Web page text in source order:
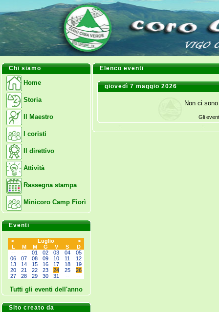
Chi siamo
Home
Storia
Il Maestro
I coristi
Il direttivo
Attività
Rassegna stampa
Minicoro Camp Fiorì
Eventi
< Luglio
>
L
M M G V S
D
01 02 03 04
05
06
07 08 09 10 11
12
13
14 15 16 17 18
19
20
21 22 23 24 25
26
27
28 29 30 31
Tutti gli eventi dell'anno
Sito creato da
Elenco eventi
giovedì 7 maggio 2026
Non ci
Gli